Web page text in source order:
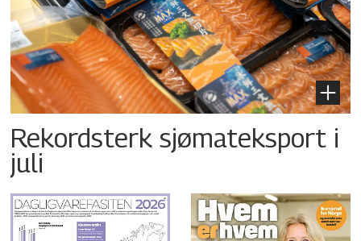
Rekordsterk sjømateksport i
juli